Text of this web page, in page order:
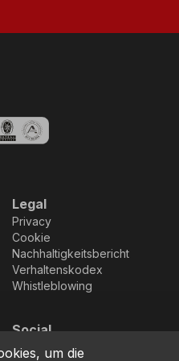
Legal
Privacy
Cookie
Nachhaltigkeitsbericht
Verhaltenskodex
Whistleblowing
Social
Facebook
Instagram
YoutubeLinkedIn
um die